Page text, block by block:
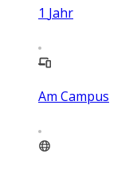
1 Jahr
Am Campus